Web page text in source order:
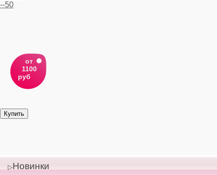
от
1100
руб
Новинки